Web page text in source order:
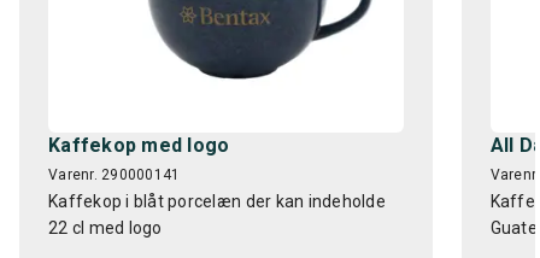
Kaffekop med logo
Varenr. 290000141
Kaffekop i blåt porcelæn der kan indeholde
22 cl med logo
All